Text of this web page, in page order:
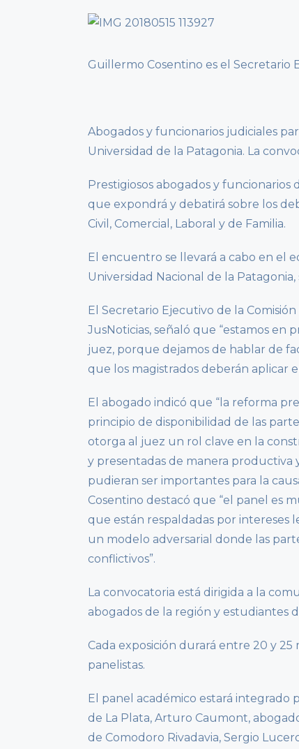
Guillermo Cosentino es el Secretario
Abogados y funcionarios judiciales
Universidad de la Patagonia. La
Prestigiosos abogados y
que expondrá y debatirá sobre los
Civil, Comercial, Laboral y de Familia.
El encuentro se llevará a cabo en el
Universidad Nacional de la Patagonia,
El Secretario Ejecutivo de la
JusNoticias, señaló que “estamos en
juez, porque dejamos de hablar de
que los magistrados deberán aplicar
El abogado indicó que “la reforma
principio de disponibilidad de las
otorga al juez un rol clave en la
y presentadas de manera
pudieran ser importantes para la
Cosentino destacó que “el panel es
que están respaldadas por intereses
un modelo adversarial donde las
conflictivos”.
La convocatoria está dirigida a la
abogados de la región y estudiantes
Cada exposición durará entre 20 y
panelistas.
El panel académico estará integrado
de La Plata, Arturo Caumont,
de Comodoro Rivadavia, Sergio